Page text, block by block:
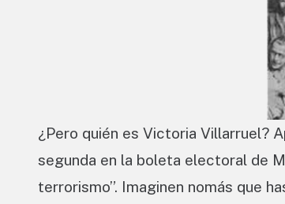
¿Pero quién es Victoria Villarruel?
segunda en la boleta electoral de
terrorismo”. Imaginen nomás que